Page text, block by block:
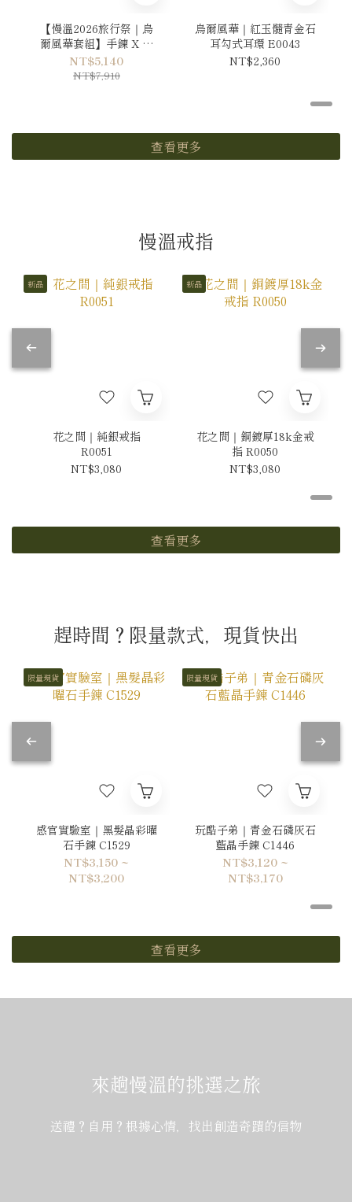
【慢溫2026旅行祭｜烏
爾風華套組】手鍊 X 耳
環
NT$5,140
NT$7,910
烏爾風華｜紅玉髓青金石
耳勾式耳環 E0043
NT$2,360
查看更多
慢溫戒指
新品
花之間｜純銀戒指
R0051
NT$3,080
新品
花之間｜銅鍍厚18k金戒
指 R0050
NT$3,080
查看更多
趕時間？限量款式，現貨快出
限量現貨
感官實驗室｜黑髮晶彩曜
石手鍊 C1529
NT$3,150 ~
NT$3,200
限量現貨
玩酷子弟｜青金石磷灰石
藍晶手鍊 C1446
NT$3,120 ~
NT$3,170
查看更多
來趟慢溫的挑選之旅
送禮？自用？根據心情，找出創造奇蹟的信物